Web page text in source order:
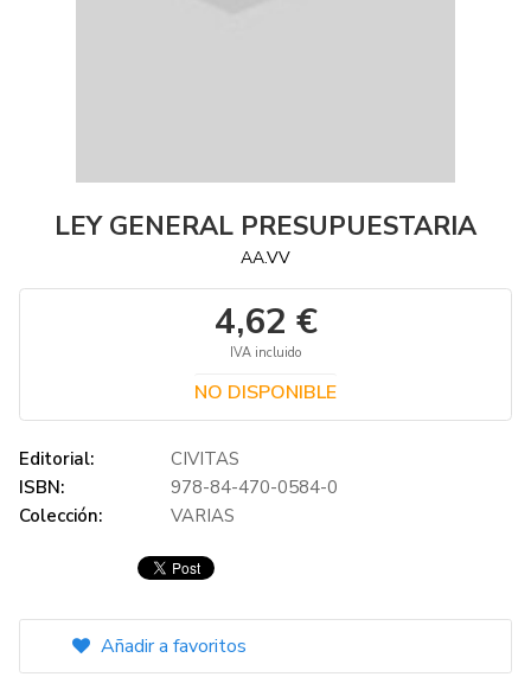
LEY GENERAL PRESUPUESTARIA
AA.VV
4,62 €
IVA incluido
NO DISPONIBLE
Editorial:
CIVITAS
ISBN:
978-84-470-0584-0
Colección:
VARIAS
Añadir a favoritos